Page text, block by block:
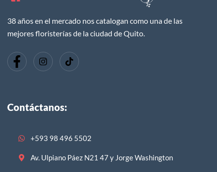
38 años en el mercado nos catalogan como una de las
mejores floristerías de la ciudad de Quito.
Contáctanos:
+593 98 496 5502
Av. Ulpiano Páez N21 47 y Jorge Washington